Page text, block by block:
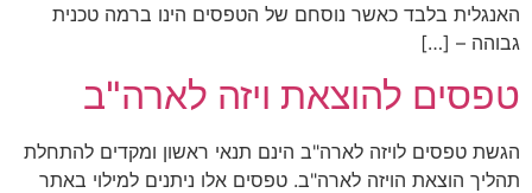
האנגלית בלבד כאשר נוסחם של הטפסים הינו ברמה טכנית
גבוהה – […]
טפסים להוצאת ויזה לארה"ב
הגשת טפסים לויזה לארה"ב הינם תנאי ראשון ומקדים להתחלת
תהליך הוצאת הויזה לארה"ב. טפסים אלו ניתנים למילוי באתר